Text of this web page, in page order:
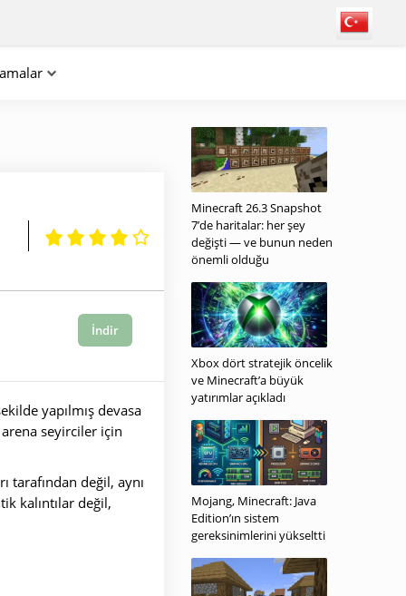
İndir
yapılmış devasa
seyirciler için
tarafından değil, aynı
kalıntılar değil,
Minecraft 26.3 Snapshot
7’de haritalar: her şey
değişti — ve bunun neden
önemli olduğu
Xbox dört stratejik öncelik
ve Minecraft’a büyük
yatırımlar açıkladı
Mojang, Minecraft: Java
Edition’ın sistem
gereksinimlerini yükseltti